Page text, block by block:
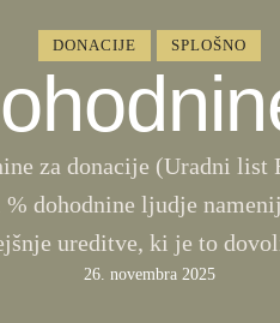
DONACIJE SPLOŠNO
za donacije (Uradni list
dohodnine ljudje
ureditve, ki je to
kot celoti. Zato vas
26. novembra 2025